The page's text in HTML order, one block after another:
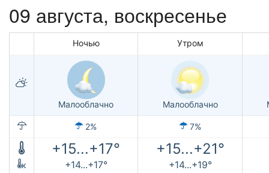
09 августа, воскресенье
Ночью Утром
Малооблачно Малооблачно
2% 7%
+15...+17° +15...+21°
к +14...+17° +14...+19°